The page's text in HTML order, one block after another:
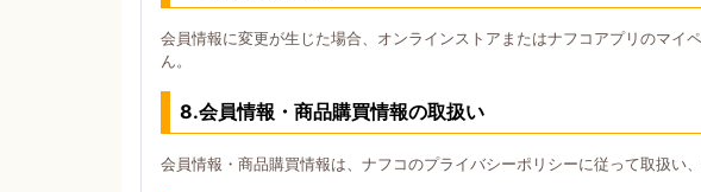
会員情報に変更が生じた場合、オンラインストアまたはナフコアプリのマ
ん。
8.会員情報・商品購買情報の取扱い
会員情報・商品購買情報は、ナフコのプライバシーポリシーに従って取扱い